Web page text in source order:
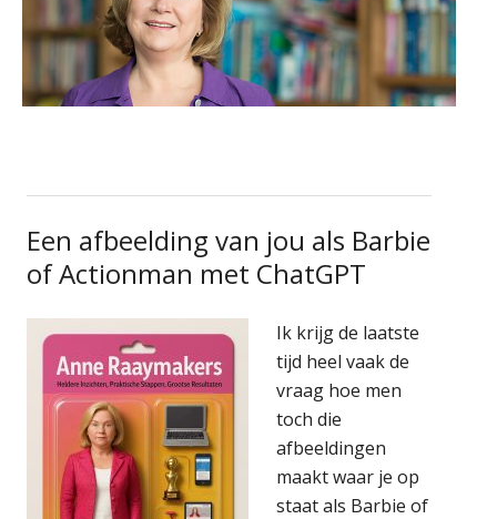
Een afbeelding van jou als Barbie
of Actionman met ChatGPT
Ik krijg de laatste
tijd heel vaak de
vraag hoe men
toch die
afbeeldingen
maakt waar je op
staat als Barbie of